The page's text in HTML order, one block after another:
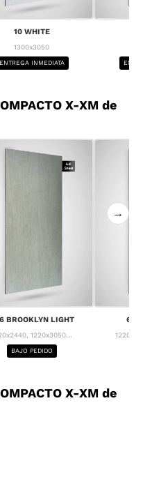
10 WHITE
1300x3050
ENTREGA INMEDIATA
X-XM de
BROOKLYN LIGHT
1220x3050...
BAJO PEDIDO
637
→
X-XM de